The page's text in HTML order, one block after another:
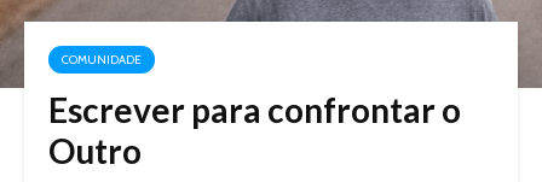
COMUNIDADE
Escrever para confrontar o
Outro